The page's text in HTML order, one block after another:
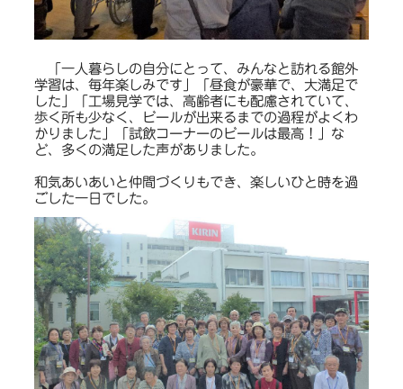
「一人暮らしの自分にとって、みんなと訪れる館外
学習は、毎年楽しみです」「昼食が豪華で、大満足で
した」「工場見学では、高齢者にも配慮されていて、
歩く所も少なく、ビールが出来るまでの過程がよくわ
かりました」「試飲コーナーのビールは最高！」な
ど、多くの満足した声がありました。
和気あいあいと仲間づくりもでき、楽しいひと時を過
ごした一日でした。